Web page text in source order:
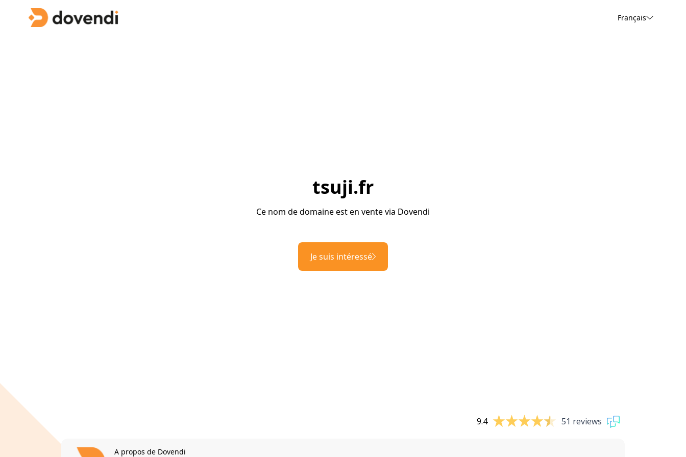
Français
tsuji.fr
Ce nom de domaine est en vente via Dovendi
Je suis intéressé
9.4 51 reviews
A propos de Dovendi